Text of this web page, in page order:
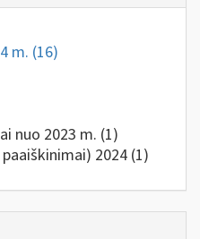
m. (16)
nuo 2023 m. (1)
2024 (1)